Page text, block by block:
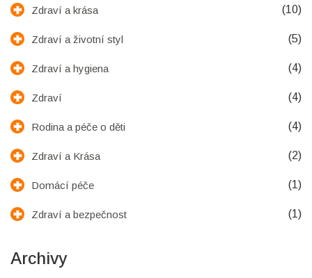
Zdraví a krása (10)
Zdraví a životní styl (5)
Zdraví a hygiena (4)
Zdraví (4)
Rodina a péče o děti (4)
Zdraví a Krása (2)
Domácí péče (1)
Zdraví a bezpečnost (1)
Archivy